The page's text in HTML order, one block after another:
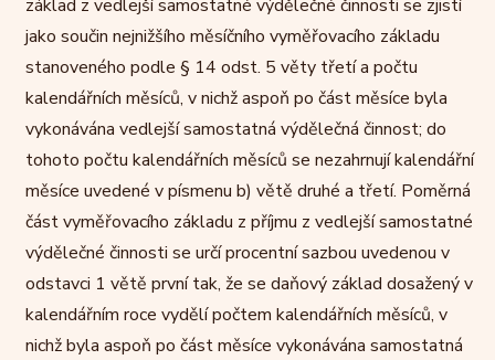
základ z vedlejší samostatné výdělečné činnosti se zjistí
jako součin nejnižšího měsíčního vyměřovacího základu
stanoveného podle § 14 odst. 5 věty třetí a počtu
kalendářních měsíců, v nichž aspoň po část měsíce byla
vykonávána vedlejší samostatná výdělečná činnost; do
tohoto počtu kalendářních měsíců se nezahrnují kalendářní
měsíce uvedené v písmenu b) větě druhé a třetí. Poměrná
část vyměřovacího základu z příjmu z vedlejší samostatné
výdělečné činnosti se určí procentní sazbou uvedenou v
odstavci 1 větě první tak, že se daňový základ dosažený v
kalendářním roce vydělí počtem kalendářních měsíců, v
nichž byla aspoň po část měsíce vykonávána samostatná